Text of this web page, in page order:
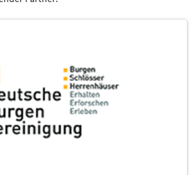
für Wohnen
und Archäologie Sachsen-
Stiftung Denkmalschutz (DSD), Bonn